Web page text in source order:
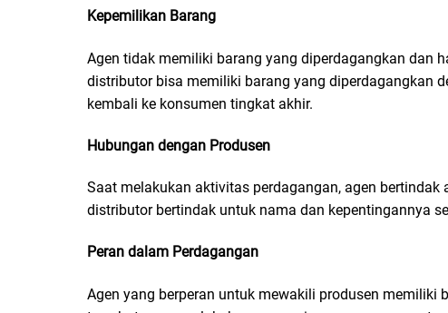
Kepemilikan Barang
Agen tidak memiliki barang yang diperdagangkan dan
distributor bisa memiliki barang yang diperdagangkan
kembali ke konsumen tingkat akhir.
Hubungan dengan Produsen
Saat melakukan aktivitas perdagangan, agen
distributor bertindak untuk nama dan kepentingannya
Peran dalam Perdagangan
Agen yang berperan untuk mewakili produsen memiliki